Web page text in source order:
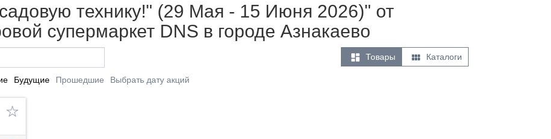
технику!" (29 Мая - 15 Июня 2026)" от
супермаркет DNS в городе Азнакаево
 Товары  Каталоги
Будущие Прошедшие Выбрать дату акций